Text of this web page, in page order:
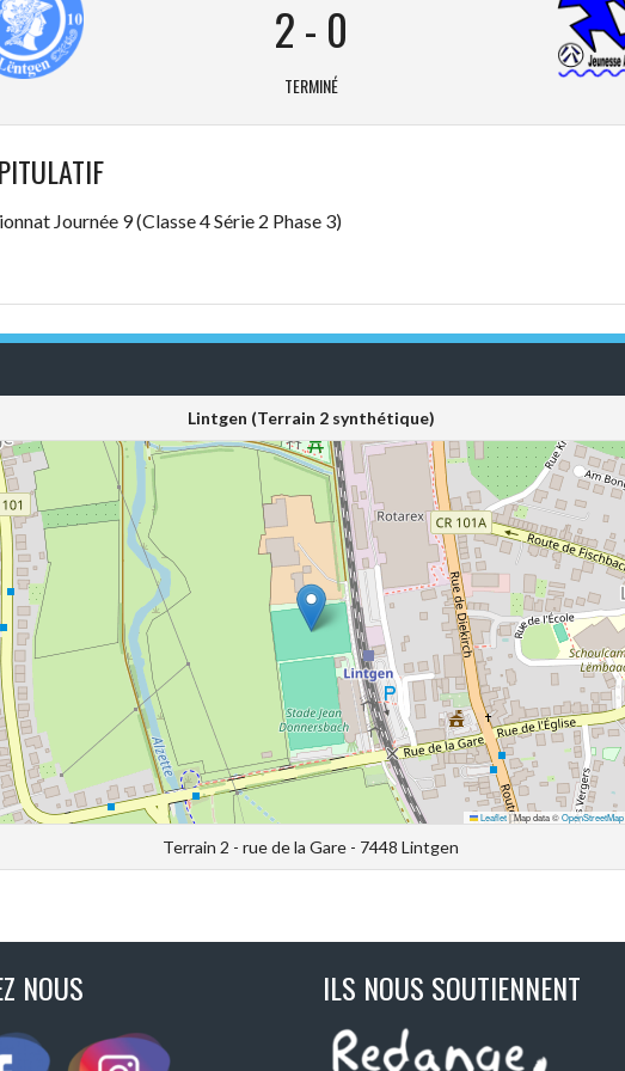
2- 0
TERMINÉ
Journée 9 (Classe 4 Série 2 Phase 3)
Lintgen (Terrain 2 synthétique)
Leaflet|Map data ©OpenStreetMap
Terrain 2 - rue de la Gare - 7448 Lintgen
NOUS ILS NOUS SOUTIENNENT